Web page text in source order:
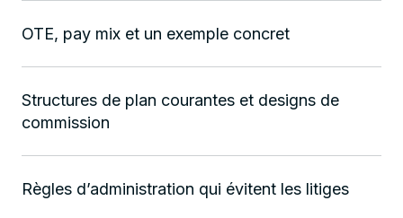
OTE, pay mix et un exemple concret
Structures de plan courantes et designs de
commission
Règles d’administration qui évitent les litiges